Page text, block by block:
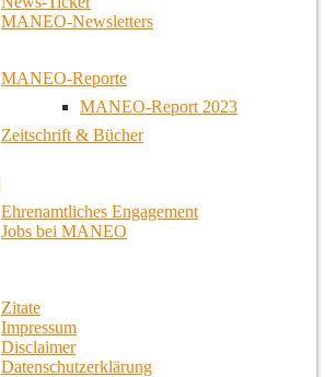
MANEO-Newsletters
MANEO-Reporte
MANEO-Report 2023
Zeitschrift & Bücher
Ehrenamtliches Engagement
Jobs bei MANEO
Zitate
Impressum
Disclaimer
Datenschutzerklärung